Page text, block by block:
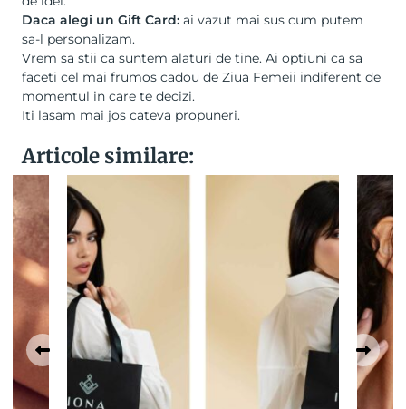
Daca alegi un Gift Card: ai vazut mai sus cum putem
sa-l personalizam.
Vrem sa stii ca suntem alaturi de tine. Ai optiuni ca sa
faceti cel mai frumos cadou de Ziua Femeii indiferent de
momentul in care te decizi.
Iti lasam mai jos cateva propuneri.
Articole similare: